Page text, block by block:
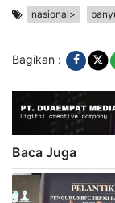
nasional>
Bagikan :
Baca Juga